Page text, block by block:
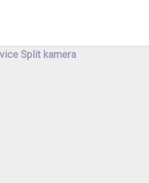
Split kamera